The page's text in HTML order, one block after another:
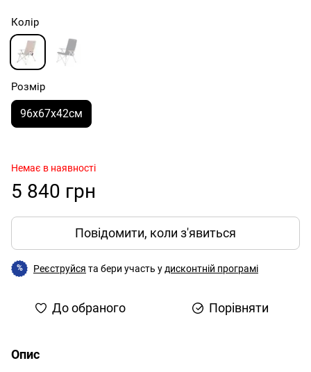
Колір
Розмір
96х67х42см
Немає в наявності
5 840 грн
Повідомити, коли з'явиться
% Реєструйся та бери участь у дисконтній програмі
До обраного Порівняти
Опис